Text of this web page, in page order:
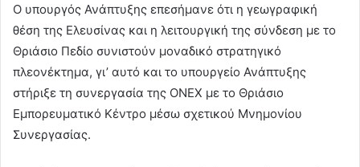
O υπουργός Ανάπτυξης επεσήμανε ότι η γεωγραφική
θέση της Ελευσίνας και η λειτουργική της σύνδεση με το
Θριάσιο Πεδίο συνιστούν μοναδικό στρατηγικό
πλεονέκτημα, γι’ αυτό και το υπουργείο Ανάπτυξης
στήριξε τη συνεργασία της ONEX με το Θριάσιο
Εμπορευματικό Κέντρο μέσω σχετικού Μνημονίου
Συνεργασίας.